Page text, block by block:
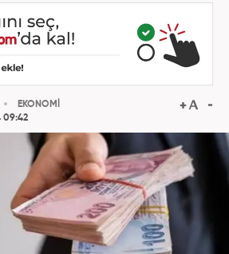
09:42
EKONOMİ